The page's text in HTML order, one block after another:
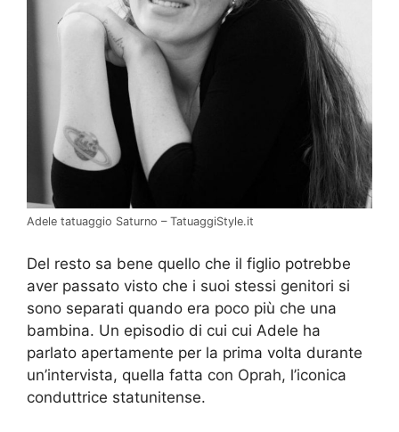
Adele tatuaggio Saturno – TatuaggiStyle.it
Del resto sa bene quello che il figlio potrebbe
aver passato visto che i suoi stessi genitori si
sono separati quando era poco più che una
bambina. Un episodio di cui cui Adele ha
parlato apertamente per la prima volta durante
un’intervista, quella fatta con Oprah, l’iconica
conduttrice statunitense.